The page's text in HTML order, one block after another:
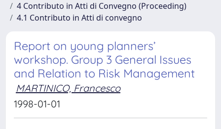
4 Contributo in Atti di Convegno (Proceeding)
4.1 Contributo in Atti di convegno
Report on young planners’
workshop. Group 3 General Issues
and Relation to Risk Management
MARTINICO, Francesco
1998-01-01